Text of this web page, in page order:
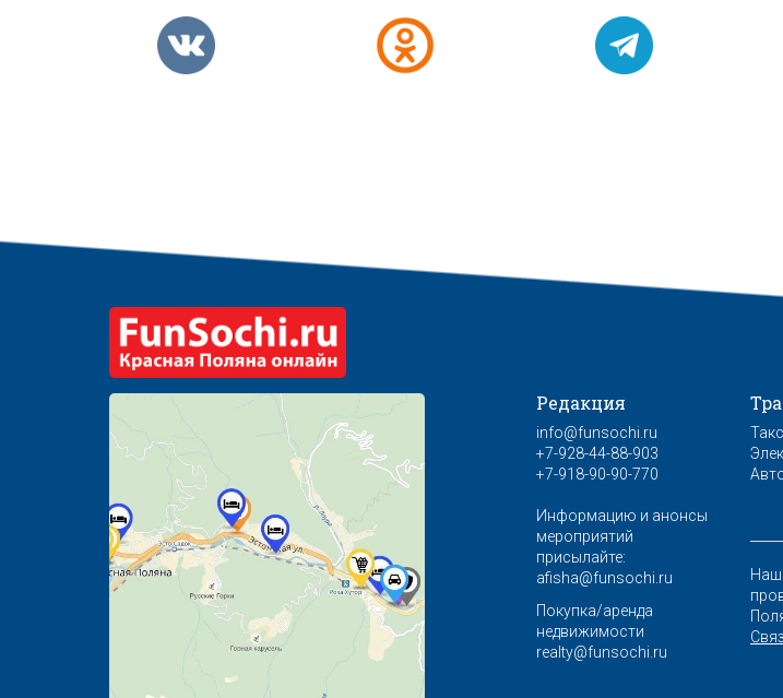
Редакция
info@funsochi.ru
+7-928-44-88-903
+7-918-90-90-770
Информацию и анонсы
мероприятий
присылайте:
afisha@funsochi.ru
Покупка/аренда
недвижимости
realty@funsochi.ru
Наш